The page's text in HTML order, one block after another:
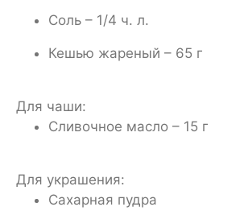
Соль – 1/4 ч. л.
Кешью жареный – 65 г
Для чаши:
Сливочное масло – 15 г
Для украшения:
Сахарная пудра